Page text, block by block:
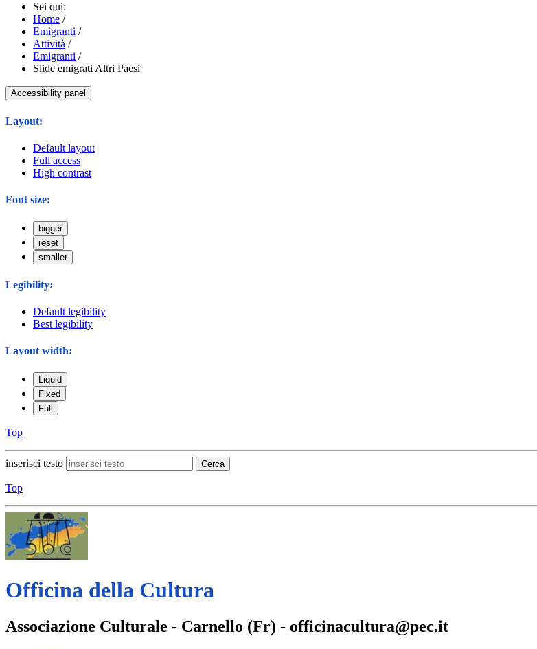
Sei qui:
Home /
Emigranti /
Attività /
Emigranti /
Slide emigrati Altri Paesi
Accessibility panel
Layout:
Default layout
Full access
High contrast
Font size:
bigger
reset
smaller
Legibility:
Default legibility
Best legibility
Layout width:
Liquid
Fixed
Full
Top
inserisci testo Cerca
Top
Officina della Cultura
Associazione Culturale - Carnello (Fr) - officinacultura@pec.it